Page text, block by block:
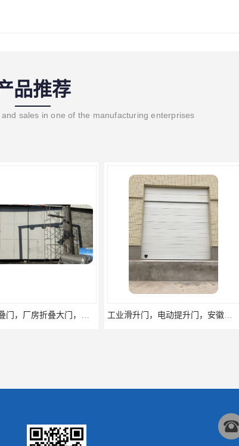
品推荐
sales in one of the manufacturing enterprises
工业滑升门，电动提升门，安徽翻板提升门厂家 钢大门，平开钢大门，安徽钢大门定做，厂房钢大门